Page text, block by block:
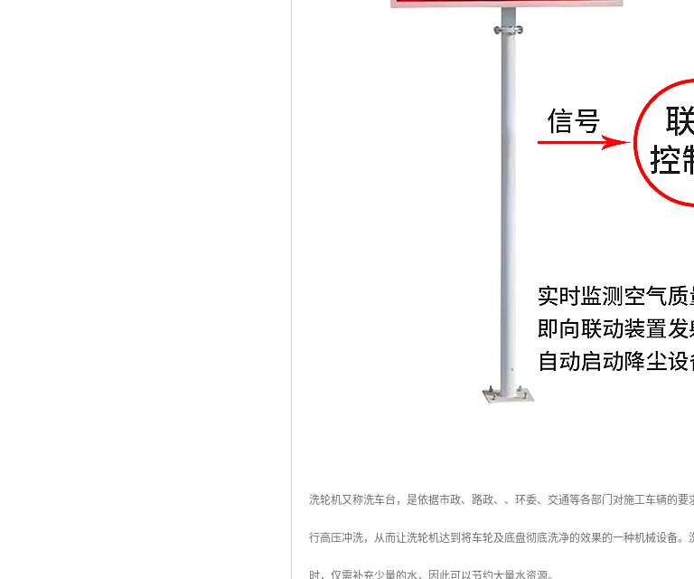
洗轮机又称洗车台，是依据市政、路政、、环委、交通等各部门对施工车辆的
行高压冲洗，从而让洗轮机达到将车轮及底盘彻底洗净的效果的一种机械设备
时，仅需补充少量的水，因此可以节约大量水资源。